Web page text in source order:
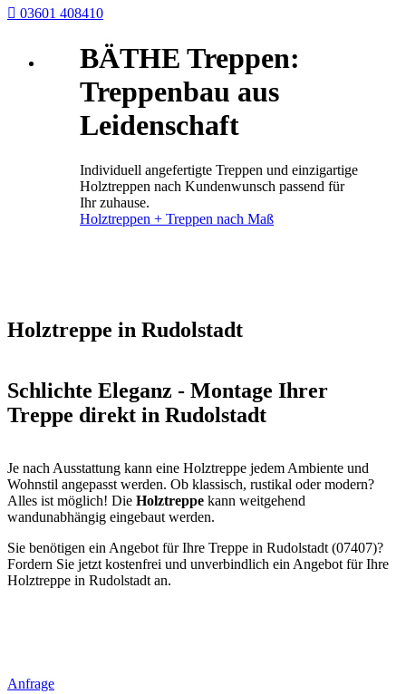
 03601 408410
BÄTHE Treppen:
Treppenbau aus
Leidenschaft
Individuell angefertigte Treppen und einzigartige
Holztreppen nach Kundenwunsch passend für
Ihr zuhause.
Holztreppen + Treppen nach Maß
Holztreppe in Rudolstadt
Schlichte Eleganz - Montage Ihrer
Treppe direkt in Rudolstadt
Je nach Ausstattung kann eine Holztreppe jedem Ambiente und
Wohnstil angepasst werden. Ob klassisch, rustikal oder modern?
Alles ist möglich! Die Holztreppe kann weitgehend
wandunabhängig eingebaut werden.
Sie benötigen ein Angebot für Ihre Treppe in Rudolstadt (07407)?
Fordern Sie jetzt kostenfrei und unverbindlich ein Angebot für Ihre
Holztreppe in Rudolstadt an.
Anfrage